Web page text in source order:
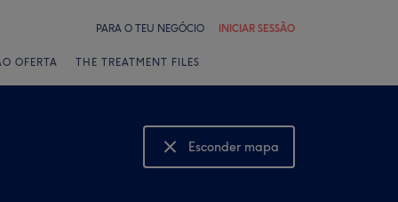
PARA O TEU NEGÓCIO INICIAR SESSÃO
OFERTA THE TREATMENT FILES
Esconder mapa
Mostrar mapa